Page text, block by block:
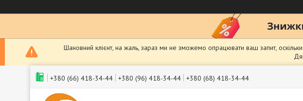
Шановний клієнт, на жаль, зараз ми не зможемо опрацювати ваш запит,
+380 (66) 418-34-44 +380 (96) 418-34-44 +380 (68) 418-34-44